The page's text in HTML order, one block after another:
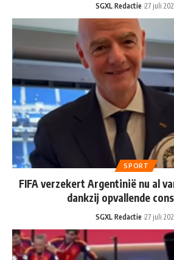
SGXL Redactie 27 juli
SPORT
FIFA verzekert Argentinië nu al
dankzij opvallende
SGXL Redactie 27 juli